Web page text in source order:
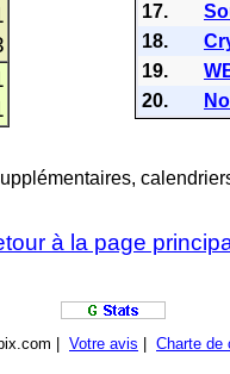
17.
18.
19.
20.
à la page
| Votre avis Charte de